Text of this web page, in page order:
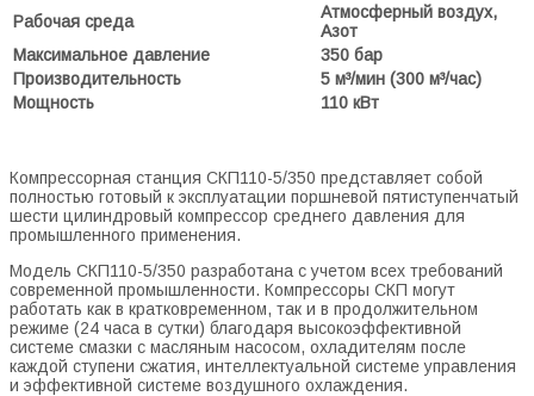
Рабочая среда
Атмосферный воздух,
Азот
Максимальное давление
350 бар
Производительность
5 м³/мин (300 м³/час)
Мощность
110 кВт
Компрессорная станция СКП110-5/350 представляет собой
полностью готовый к эксплуатации поршневой пятиступенчатый
шести цилиндровый компрессор среднего давления для
промышленного применения.
Модель СКП110-5/350 разработана с учетом всех требований
современной промышленности. Компрессоры СКП могут
работать как в кратковременном, так и в продолжительном
режиме (24 часа в сутки) благодаря высокоэффективной
системе смазки с масляным насосом, охладителям после
каждой ступени сжатия, интеллектуальной системе управления
и эффективной системе воздушного охлаждения.